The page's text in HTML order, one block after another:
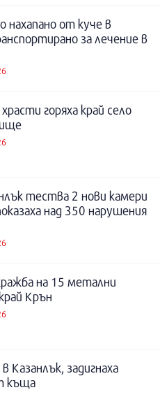
от куче в
за лечение в
горяха край село
тества 2 нови камери
над 350 нарушения
на 15 метални
Крън
Казанлък, задигнаха
къща